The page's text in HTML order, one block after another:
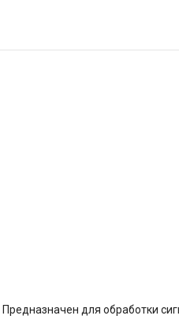
для обработки